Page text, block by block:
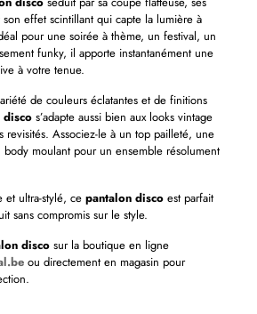
son effet scintillant qui capte la lumière à
pour une soirée à thème, un festival, un
funky, il apporte instantanément une
à votre tenue.
de couleurs éclatantes et de finitions
discos’adapte aussi bien aux looks vintage
revisités. Associez-le à un top pailleté, une
moulant pour un ensemble résolument
et ultra-stylé, ce pantalon discoest parfait
sans compromis sur le style.
discosur la boutique en ligne
ou directement en magasin pour